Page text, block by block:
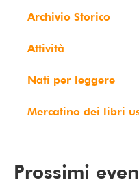
Archivio Storico
Attività
Nati per leggere
Mercatino dei libri
Prossimi